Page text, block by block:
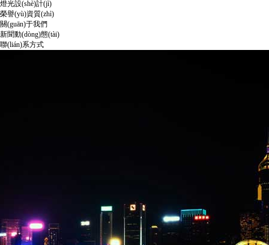
燈光設(shè)計(jì)
榮譽(yù)資質(zhì)
關(guān)于我們
新聞動(dòng)態(tài)
聯(lián)系方式